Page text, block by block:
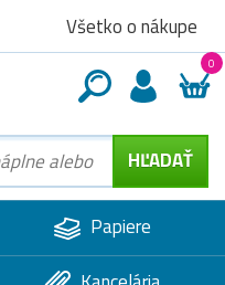
Všetko o nákupe
0
Papiere